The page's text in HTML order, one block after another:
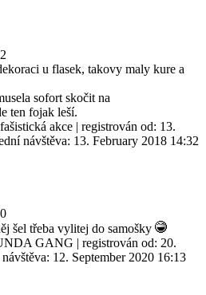
u flasek, takovy maly kure a
sofort skočit na
ten fojak leší.
akce | registrován od: 13.
návštěva: 13. February 2018 14:32
šel třeba vylitej do samošky
GANG | registrován od: 20.
12. September 2020 16:13